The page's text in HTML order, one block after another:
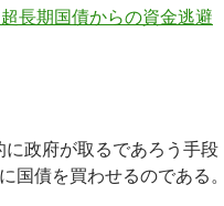
長期国債からの資金逃避
政府が取るであろう手段
国債を買わせるのである。